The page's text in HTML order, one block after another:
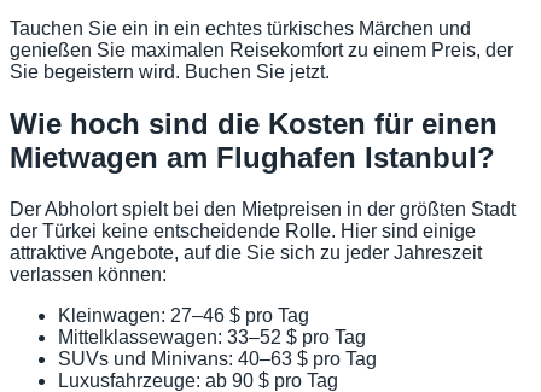
Tauchen Sie ein in ein echtes türkisches Märchen und
genießen Sie maximalen Reisekomfort zu einem Preis, der
Sie begeistern wird. Buchen Sie jetzt.
Wie hoch sind die Kosten für einen
Mietwagen am Flughafen Istanbul?
Der Abholort spielt bei den Mietpreisen in der größten Stadt
der Türkei keine entscheidende Rolle. Hier sind einige
attraktive Angebote, auf die Sie sich zu jeder Jahreszeit
verlassen können:
Kleinwagen: 27–46 $ pro Tag
Mittelklassewagen: 33–52 $ pro Tag
SUVs und Minivans: 40–63 $ pro Tag
Luxusfahrzeuge: ab 90 $ pro Tag